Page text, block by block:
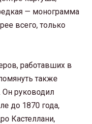
— монограмма
всего, только
работавших в
также
Он руководил
до 1870 года,
Кастеллани,